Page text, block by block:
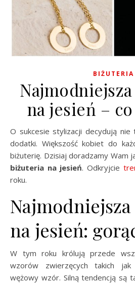
BIŻUTERIA
na jesień –
O sukcesie stylizacji decydują nie tylko ubrania, ale także
dodatki. Większość kobiet do
biżuterię. Dzisiaj doradzamy Wam
biżuteria na jesień. Odkryjcie
roku.
na jesień:
W tym roku królują przede
wzorów zwierzęcych takich
wężowy wzór. Silną tendencją są